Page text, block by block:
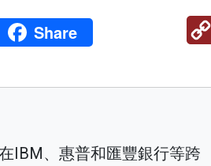
Share
IBM、惠普和匯豐銀行等跨